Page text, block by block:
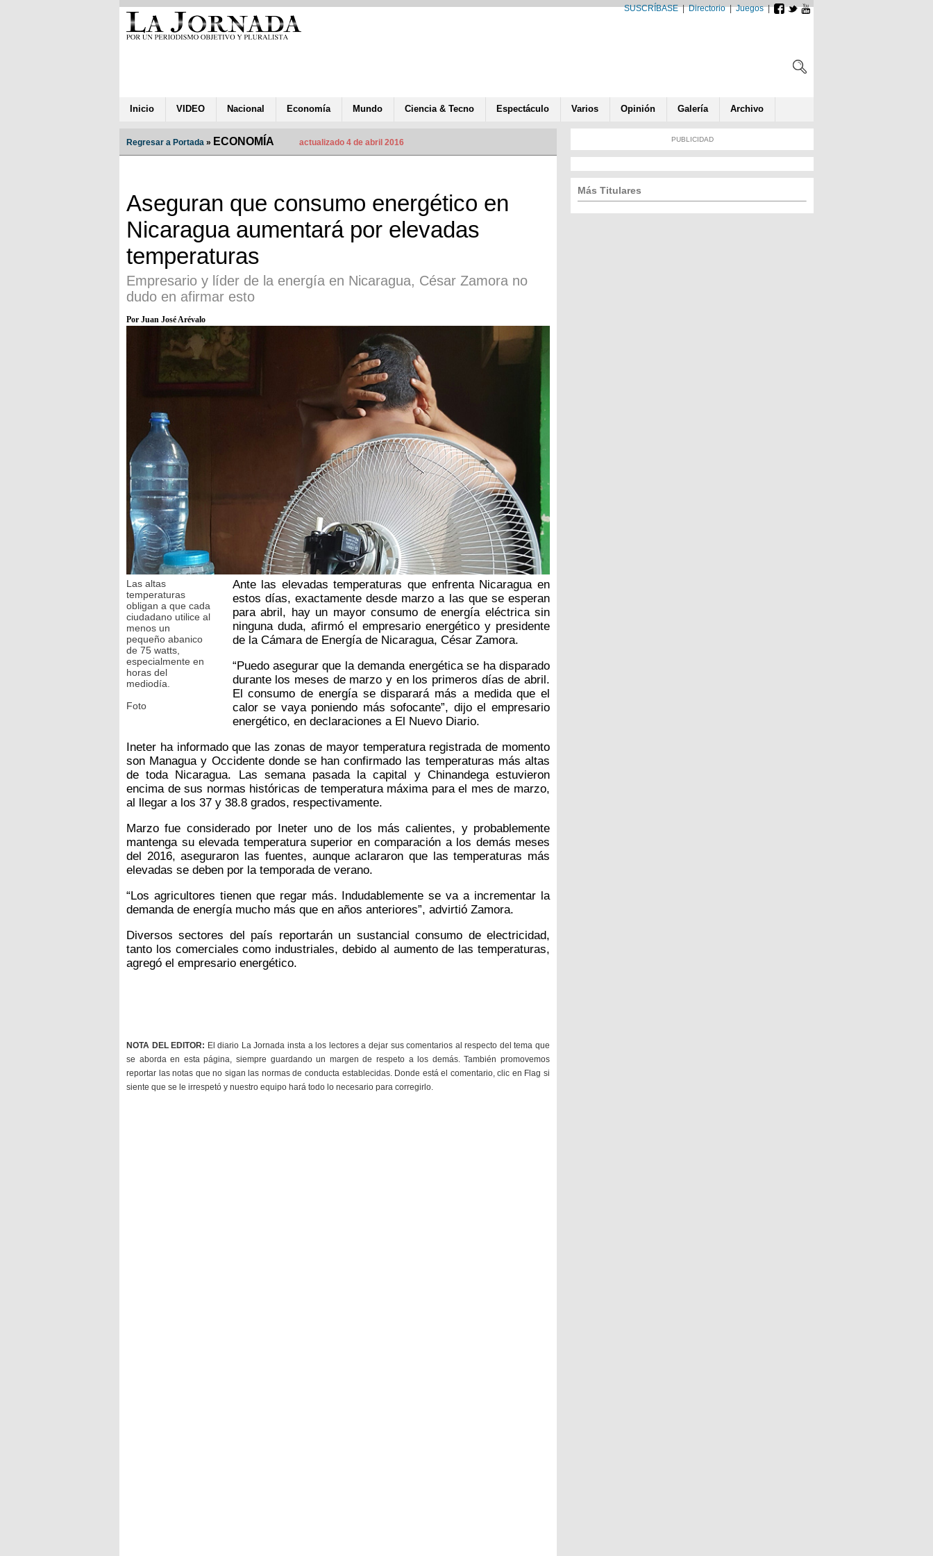
SUSCRÍBASE|Directorio|Juegos|
Inicio VIDEO Nacional Economía Mundo Ciencia & Tecno Espectáculo Varios Opinión Galería Archivo
Regresar a Portada » ECONOMÍA actualizado 4 de abril 2016
Aseguran que consumo energético en
Nicaragua aumentará por elevadas
temperaturas
Empresario y líder de la energía en Nicaragua, César Zamora no
dudo en afirmar esto
Por Juan José Arévalo
Las altas
temperaturas
obligan a que cada
ciudadano utilice al
menos un
pequeño abanico
de 75 watts,
especialmente en
horas del
mediodía.
Foto
Ante las elevadas temperaturas que enfrenta Nicaragua en
estos días, exactamente desde marzo a las que se esperan
para abril, hay un mayor consumo de energía eléctrica sin
ninguna duda, afirmó el empresario energético y presidente
de la Cámara de Energía de Nicaragua, César Zamora.
“Puedo asegurar que la demanda energética se ha disparado
durante los meses de marzo y en los primeros días de abril.
El consumo de energía se disparará más a medida que el
calor se vaya poniendo más sofocante”, dijo el empresario
energético, en declaraciones a El Nuevo Diario.
Ineter ha informado que las zonas de mayor temperatura registrada de momento
son Managua y Occidente donde se han confirmado las temperaturas más altas
de toda Nicaragua. Las semana pasada la capital y Chinandega estuvieron
encima de sus normas históricas de temperatura máxima para el mes de marzo,
al llegar a los 37 y 38.8 grados, respectivamente.
Marzo fue considerado por Ineter uno de los más calientes, y probablemente
mantenga su elevada temperatura superior en comparación a los demás meses
del 2016, aseguraron las fuentes, aunque aclararon que las temperaturas más
elevadas se deben por la temporada de verano.
“Los agricultores tienen que regar más. Indudablemente se va a incrementar la
demanda de energía mucho más que en años anteriores”, advirtió Zamora.
Diversos sectores del país reportarán un sustancial consumo de electricidad,
tanto los comerciales como industriales, debido al aumento de las temperaturas,
agregó el empresario energético.
NOTA DEL EDITOR: El diario La Jornada insta a los lectores a dejar sus comentarios al respecto del tema que
se aborda en esta página, siempre guardando un margen de respeto a los demás. También promovemos
reportar las notas que no sigan las normas de conducta establecidas. Donde está el comentario, clic en Flag si
siente que se le irrespetó y nuestro equipo hará todo lo necesario para corregirlo.
PUBLICIDAD
Más Titulares